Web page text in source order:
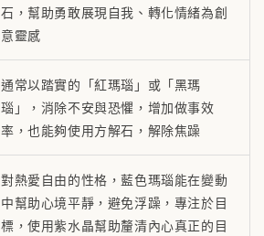
石，幫助勇敢展現自我、轉化情緒為創
意靈感
通常以踏實的「紅瑪瑙」或「黑瑪
瑙」，消除不安與恐懼，增加做事效
率，也能夠使用方解石，解除焦躁
對熱愛自由的性格，藍色瑪瑙能在變動
中幫助心境平靜，避免浮躁，專注於目
標，使用紫水晶幫助釐清內心真正的目